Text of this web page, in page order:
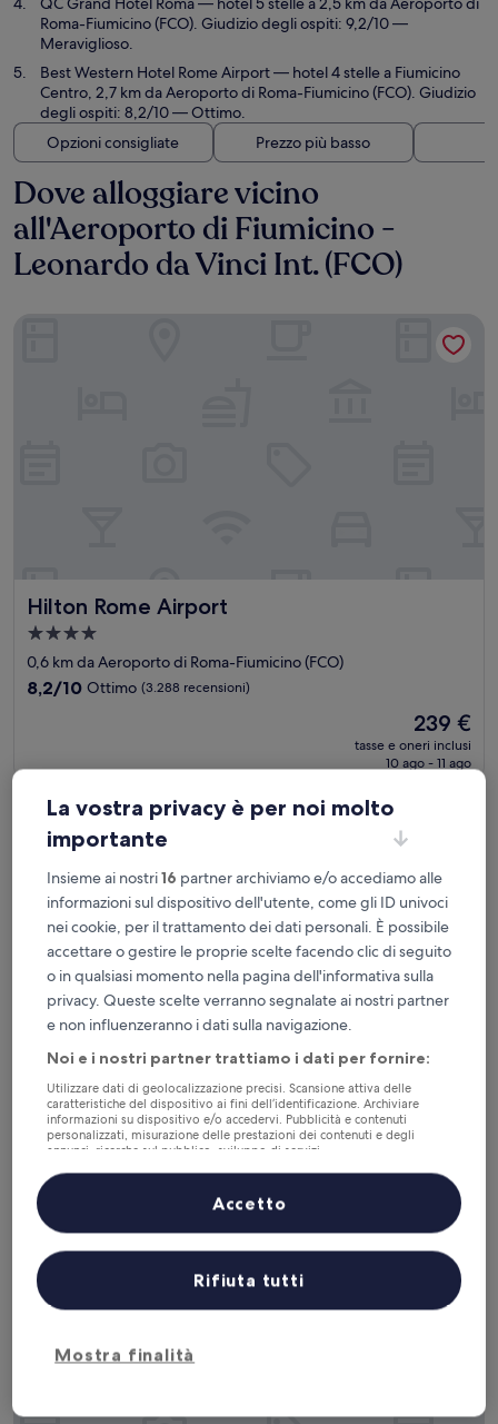
Roma-Fiumicino (FCO). Giudizio degli ospiti: 9,2/10 —
Meraviglioso.
Best Western Hotel Rome Airport— hotel 4 stelle a Fiumicino
Centro, 2,7 km da Aeroporto di Roma-Fiumicino (FCO). Giudizio
degli ospiti: 8,2/10 — Ottimo.
Opzioni consigliate
Prezzo più basso
Dove alloggiare vicino
all'Aeroporto di Fiumicino -
Leonardo da Vinci Int. (FCO)
Hilton Rome Airport
Hilton Rome Airport
Struttura
a
4.0
stelle
0,6 km da Aeroporto di Roma-Fiumicino (FCO)
8.2
(3.288
8,2/10 Ottimo (3.288 recensioni)
Il
prezzo
attuale
239 €
tasse e oneri inclusi
10 ago - 11 ago
Hilton Garden Inn Rome Airport
Hilton Garden Inn Rome Airport
Struttura
stelle
1,9 km da Aeroporto di Roma-Fiumicino (FCO)
su
10,
Ottimo,
(3.960
recensioni)
8,2/10 Ottimo (3.960 recensioni)
prezzo
176 €
tasse e oneri inclusi
21 ago - 22 ago
Hilton Garden Inn Rome Airport
Air Rooms Rome Airport by HelloSky
La vostra privacy è per noi molto
importante
Insieme ai nostri16 partner archiviamo e/o accediamo alle
informazioni sul dispositivo dell'utente, come gli ID univoci
nei cookie, per il trattamento dei dati personali. È possibile
accettare o gestire le proprie scelte facendo clic di seguito
o in qualsiasi momento nella pagina dell'informativa sulla
privacy. Queste scelte verranno segnalate ai nostri partner
e non influenzeranno i dati sulla navigazione.
Noi e i nostri partner trattiamo i dati per fornire:
Utilizzare dati di geolocalizzazione precisi. Scansione attiva delle
caratteristiche del dispositivo ai fini dell’identificazione. Archiviare
informazioni su dispositivo e/o accedervi. Pubblicità e contenuti
personalizzati, misurazione delle prestazioni dei contenuti e degli
annunci, ricerche sul pubblico, sviluppo di servizi.
Elenco dei partner (fornitori)
Mostra finalità
Rifiuta tutti
Accetto